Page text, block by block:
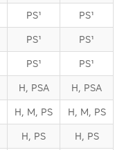
PS¹ PS¹
PS¹ PS¹
PS¹ PS¹
H, PSA H, PSA
H, M, PS H, M, PS
H, PS H, PS